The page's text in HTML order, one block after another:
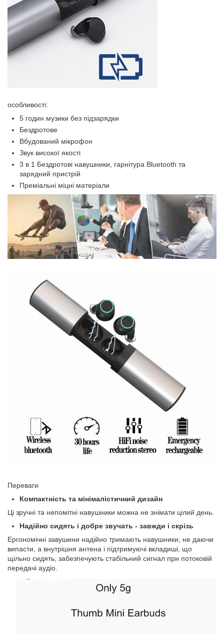
особливості:
5 годин музики без підзарядки
Бездротове
Вбудований мікрофон
Звук високої якості
3 в 1 Бездротові навушники, гарнітура Bluetooth та
зарядний пристрій
Преміальні міцні матеріали
Переваги
Компактність та мінімалістичний дизайн
Ці зручні та непомітні навушники можна не знімати цілий день.
Надійно сидять і добре звучать - завжди і скрізь
Ергономічні завушини надійно тримають навушники, не даючи
випасти, а внутрішня антена і підтримуючі вкладиші, що
щільно сидять, забезпечують стабільний сигнал при потоковій
передачі аудіо.